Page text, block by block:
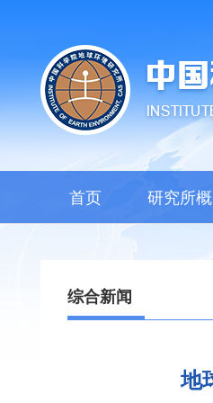
首页 研究所
综合新闻
地